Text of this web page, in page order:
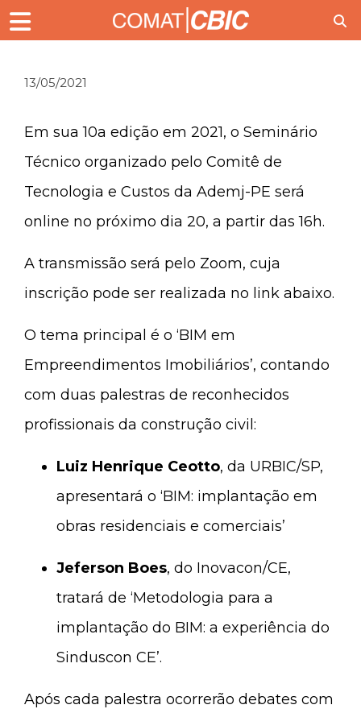
13/05/2021
Em sua 10a edição em 2021, o Seminário
Técnico organizado pelo Comitê de
Tecnologia e Custos da Ademj-PE será
online no próximo dia 20, a partir das 16h.
A transmissão será pelo Zoom, cuja
inscrição pode ser realizada no link abaixo.
O tema principal é o ‘BIM em
Empreendimentos Imobiliários’, contando
com duas palestras de reconhecidos
profissionais da construção civil:
Luiz Henrique Ceotto, da URBIC/SP,
apresentará o ‘BIM: implantação em
obras residenciais e comerciais’
Jeferson Boes, do Inovacon/CE,
tratará de ‘Metodologia para a
implantação do BIM: a experiência do
Sinduscon CE’.
Após cada palestra ocorrerão debates com